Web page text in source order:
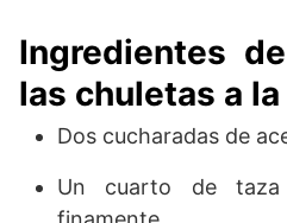
Ingredientes
las chuletas a
Dos cucharadas de
Un cuarto de